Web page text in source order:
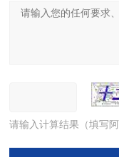
请输入计算结果（填写